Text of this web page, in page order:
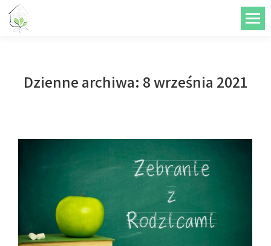
treści
Dzienne archiwa: 8 września 2021